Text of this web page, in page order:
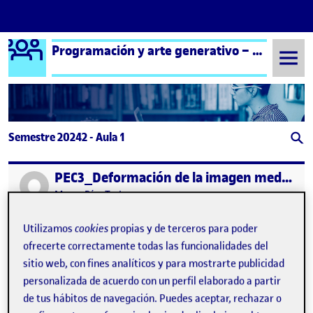
Saltar al contenido
Logo Ágora Programación y arte generativo – Aula 1
Semestre 20242 - Aula 1
Publicado por PEC3_Deformación de la imagen mediante codigo
Publicado por
Mauro Díaz Testa
Utilizamoscookies propias y de terceros para poder
ofrecerte correctamente todas las funcionalidades del
sitio web, con fines analíticos y para mostrarte publicidad
personalizada de acuerdo con un perfil elaborado a partir
de tus hábitos de navegación. Puedes aceptar, rechazar o